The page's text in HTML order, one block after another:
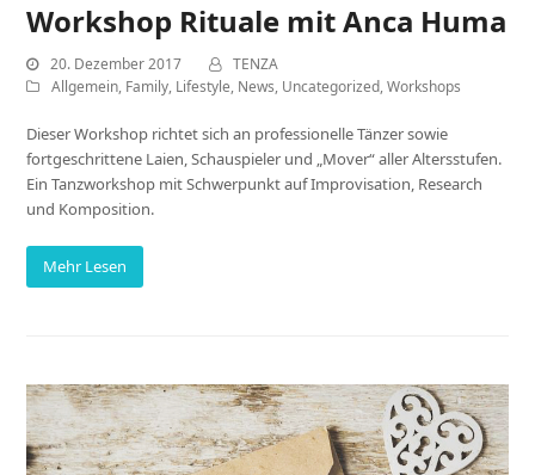
Workshop Rituale mit Anca Huma
20. Dezember 2017
TENZA
Allgemein, Family, Lifestyle, News, Uncategorized,Workshops
Dieser Workshop richtet sich an professionelle Tänzer sowie
fortgeschrittene Laien, Schauspieler und „Mover“ aller Altersstufen.
Ein Tanzworkshop mit Schwerpunkt auf Improvisation, Research
und Komposition.
Mehr Lesen